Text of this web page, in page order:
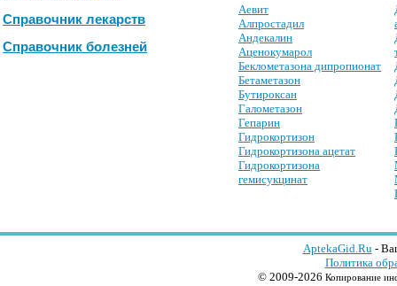
Справочник лекарств
Справочник болезней
Аевит
Алпростадил
Андекалин
Аценокумарол
Беклометазона дипропионат
Бетаметазон
Бутироксан
Галометазон
Гепарин
Гидрокортизон
Гидрокортизона ацетат
Гидрокортизона
гемисукцинат
AptekaGid.Ru-
Политика
© 2009-2026 Копирование